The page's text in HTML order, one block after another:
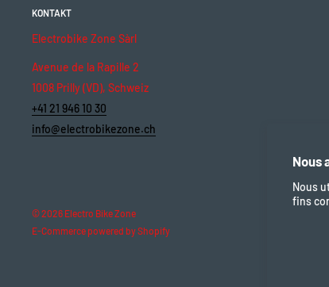
Nous
Nous
fins
KONTAKT
Electrobike Zone Sàrl
Avenue de la Rapille 2
1008 Prilly (VD), Schweiz
+41 21 946 10 30
info@electrobikezone.ch
© 2026 Electro Bike Zone
E-Commerce powered by Shopify